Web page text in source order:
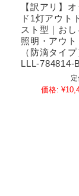
【訳アリ】
ド1灯アウト
スト型｜お
照明・アウト
（防滴タイ
LLL-784814-
価格: